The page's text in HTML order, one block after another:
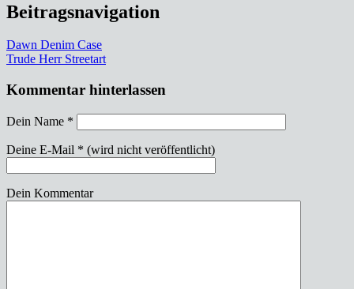
Beitragsnavigation
Dawn Denim Case
Trude Herr Streetart
Kommentar hinterlassen
Dein Name *
Deine E-Mail * (wird nicht veröffentlicht)
Dein Kommentar